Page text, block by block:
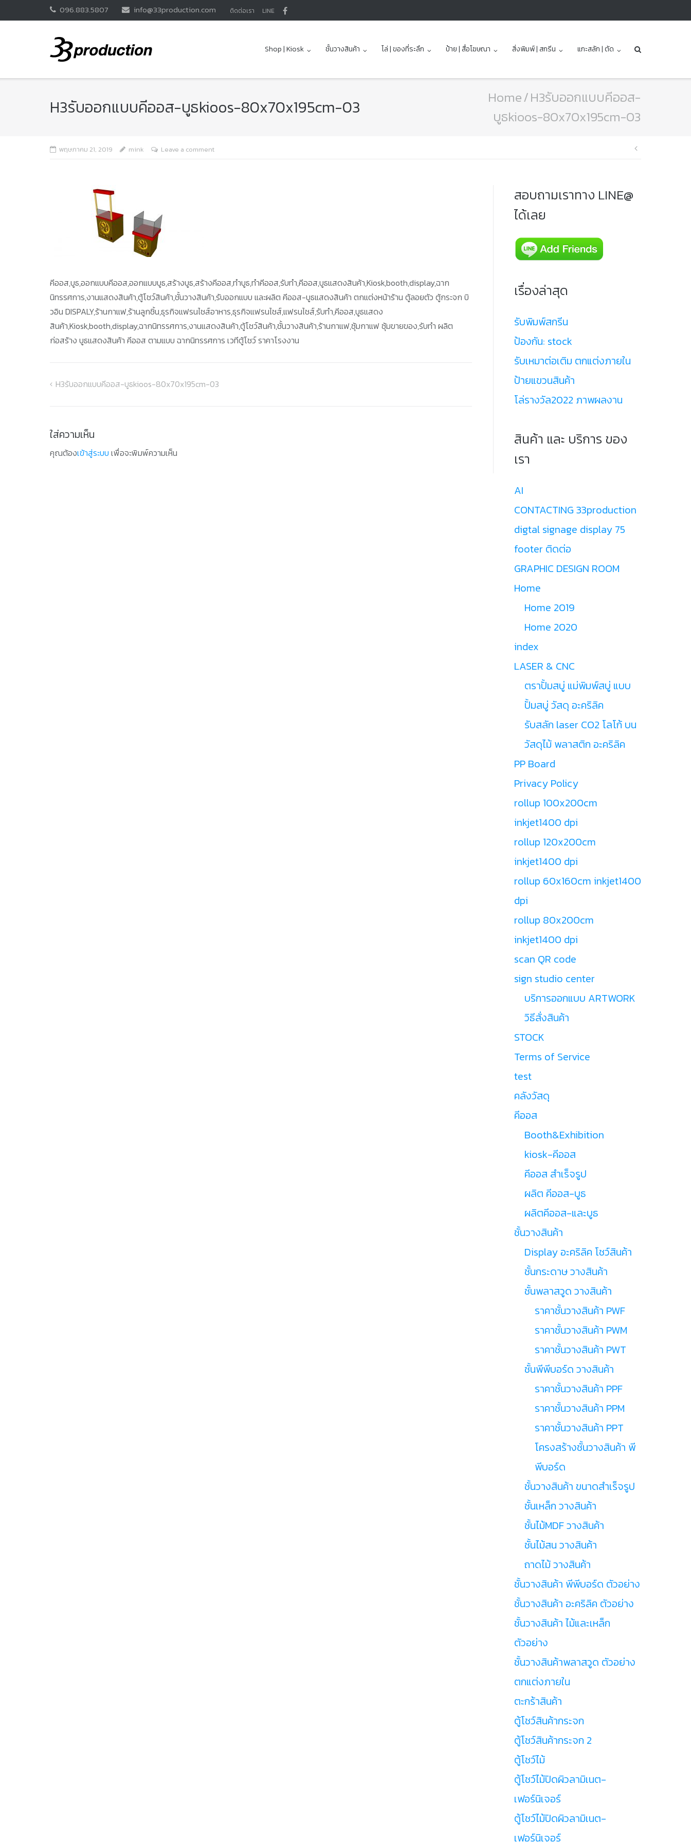
096.883.5807 info@33production.com ติดต่อเรา LINE
Shop | Kiosk ชั้นวางสินค้า โล่ | ของที่ระลึก ป้าย | สื่อโฆษณา สิ่งพิมพ์ | สกรีน แกะสลัก | ตัด
H3รับออกแบบคีออส-บูธkioos-80x70x195cm-03 Home/H3รับออกแบบคีออส-
บูธkioos-80x70x195cm-03
พฤษภาคม 21, 2019 mink Leave a comment
แนะแนว
คีออส,บูธ,ออกแบบคีออส,ออกแบบบูธ,สร้างบูธ,สร้างคีออส,ทำบูธ,ทำคีออส,รับทำ,คีออส,บูธแสดงสินค้า,Kiosk,booth,display,ฉาก
นิทรรศการ,งานแสดงสินค้า,ตู้โชว์สินค้า,ชั้นวางสินค้า,รับออกแบบ และผลิต คีออส-บูธแสดงสินค้า ตกแต่งหน้าร้าน ตู้ลอยตัว ตู้กระจก บิ
วอิน DISPALY,ร้านกาแฟ,ร้านลูกชิ้น,ธุรกิจแฟรนไชส์อาหาร,ธุรกิจแฟรนไชส์,แฟรนไชส์,รับทำ,คีออส,บูธแสดง
สินค้า,Kiosk,booth,display,ฉากนิทรรศการ,งานแสดงสินค้า,ตู้โชว์สินค้า,ชั้นวางสินค้า,ร้านกาแฟ,ซุ้มกาแฟ ซุ้มขายของ,รับทำ ผลิต
ก่อสร้าง บูธแสดงสินค้า คีออส ตามแบบ ฉากนิทรรศการ เวทีตู้โชว์ ราคาโรงงาน
แนะแนว
H3รับออกแบบคีออส-บูธkioos-80x70x195cm-03
ใส่ความเห็น
คุณต้องเข้าสู่ระบบ เพื่อจะพิมพ์ความเห็น
สอบถามเราทาง LINE@
ได้เลย
เรื่องล่าสุด
รับพิมพ์สกรีน
ป้องกัน: stock
รับเหมาต่อเติม ตกแต่งภายใน
ป้ายแขวนสินค้า
โล่รางวัล2022 ภาพผลงาน
สินค้า และ บริการ ของ
เรา
AI
CONTACTING 33production
digtal signage display 75
footer ติดต่อ
GRAPHIC DESIGN ROOM
Home
Home 2019
Home 2020
index
LASER & CNC
ตราปั้มสบู่ แม่พิมพ์สบู่ แบบ
ปั้มสบู่ วัสดุ อะคริลิค
รับสลัก laser CO2 โลโก้ บน
วัสดุไม้ พลาสติก อะคริลิค
PP Board
Privacy Policy
rollup 100x200cm
inkjet1400 dpi
rollup 120x200cm
inkjet1400 dpi
rollup 60x160cm inkjet1400
dpi
rollup 80x200cm
inkjet1400 dpi
scan QR code
sign studio center
บริการออกแบบ ARTWORK
วิธีสั่งสินค้า
STOCK
Terms of Service
test
คลังวัสดุ
คีออส
Booth&Exhibition
kiosk-คีออส
คีออส สำเร็จรูป
ผลิต คีออส-บูธ
ผลิตคีออส-และบูธ
ชั้นวางสินค้า
Display อะคริลิค โชว์สินค้า
ชั้นกระดาษ วางสินค้า
ชั้นพลาสวูด วางสินค้า
ราคาชั้นวางสินค้า PWF
ราคาชั้นวางสินค้า PWM
ราคาชั้นวางสินค้า PWT
ชั้นพีพีบอร์ด วางสินค้า
ราคาชั้นวางสินค้า PPF
ราคาชั้นวางสินค้า PPM
ราคาชั้นวางสินค้า PPT
โครงสร้างชั้นวางสินค้า พี
พีบอร์ด
ชั้นวางสินค้า ขนาดสำเร็จรูป
ชั้นเหล็ก วางสินค้า
ชั้นไม้MDF วางสินค้า
ชั้นไม้สน วางสินค้า
ถาดไม้ วางสินค้า
ชั้นวางสินค้า พีพีบอร์ด ตัวอย่าง
ชั้นวางสินค้า อะคริลิค ตัวอย่าง
ชั้นวางสินค้า ไม้และเหล็ก
ตัวอย่าง
ชั้นวางสินค้าพลาสวูด ตัวอย่าง
ตกแต่งภายใน
ตะกร้าสินค้า
ตู้โชว์สินค้ากระจก
ตู้โชว์สินค้ากระจก 2
ตู้โชว์ไม้
ตู้โชว์ไม้ปิดผิวลามิเนต-
เฟอร์นิเจอร์
ตู้โชว์ไม้ปิดผิวลามิเนต-
เฟอร์นิเจอร์